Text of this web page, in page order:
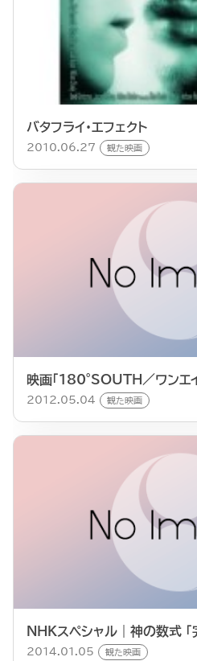
バタフライ・エフェクト
2010.06.27 観た映画
映画「180°SOUTH／ワンエイ
2012.05.04 観た映画
NHKスペシャル｜神の数式 「
2014.01.05 観た映画